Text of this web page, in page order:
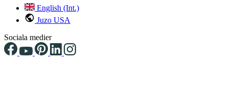
English (Int.)
Juzo USA
Sociala medier